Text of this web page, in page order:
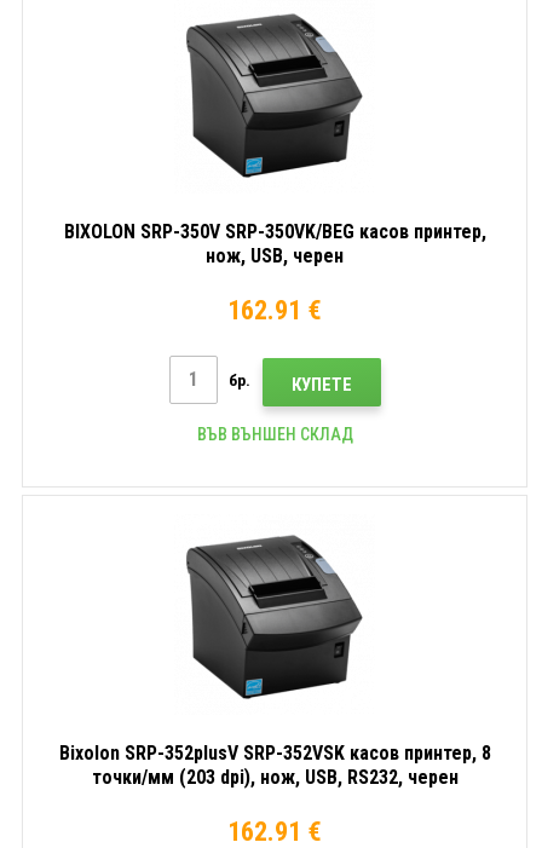
BIXOLON SRP-350V SRP-350VK/BEG касов принтер,
нож, USB, черен
162.91 €
бр. КУПЕТЕ
ВЪВ ВЪНШЕН СКЛАД
Bixolon SRP-352plusV SRP-352VSK касов принтер, 8
точки/мм (203 dpi), нож, USB, RS232, черен
162.91 €